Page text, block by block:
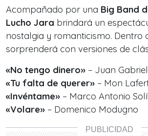
Acompañado por una Big Band
Lucho Jara brindará un
nostalgia y romanticismo. Dentro
sorprenderá con versiones de
«No tengo dinero» – Juan Gabriel
«Tu falta de querer» – Mon
«Invéntame» – Marco Antonio
«Volare» – Domenico Modugno